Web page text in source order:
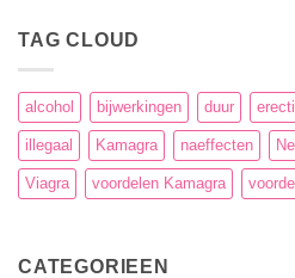
TAG CLOUD
alcohol bijwerkingen duur
illegaal Kamagra naeffecten
Viagra voordelen Kamagra
CATEGORIEEN